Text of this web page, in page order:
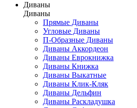
Диваны
Диваны
Прямые Диваны
Угловые Диваны
П-Образные Диваны
Диваны Аккордеон
Диваны Еврокнижка
Диваны Книжка
Диваны Выкатные
Диваны Клик-Кляк
Диваны Дельфин
Диваны Раскладушка